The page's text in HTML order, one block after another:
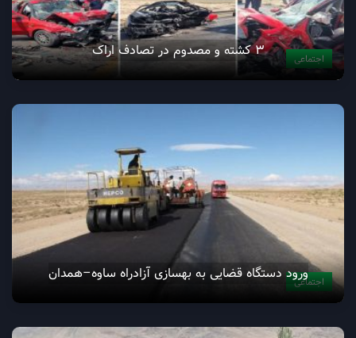
اجتماعی 3 کشته و مصدوم در تصادف اراک
اجتماعیورود دستگاه قضایی به بهسازی آزادراه ساوه–همدان